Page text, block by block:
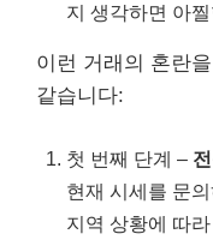
지 생각하면 아
이런 거래의 혼란
같습니다:
첫 번째 단계 –
현재 시세를 문
지역 상황에 따